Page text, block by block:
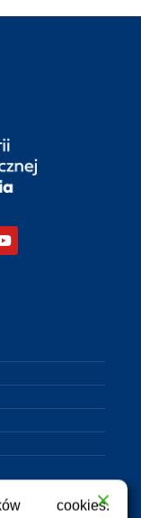
cookies.